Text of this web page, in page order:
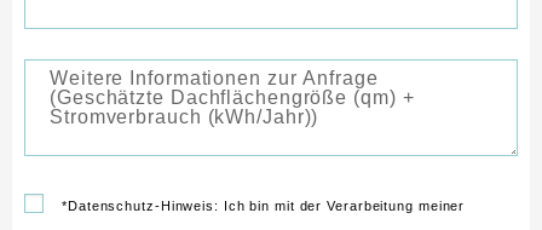
*Datenschutz-Hinweis: Ich bin mit der Verarbeitung meiner